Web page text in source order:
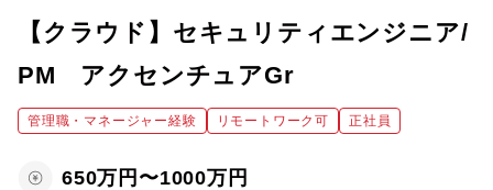
【クラウド】セキュリティエンジニア/
PM アクセンチュアGr
管理職・マネージャー経験 リモートワーク可 正社員
650万円〜1000万円